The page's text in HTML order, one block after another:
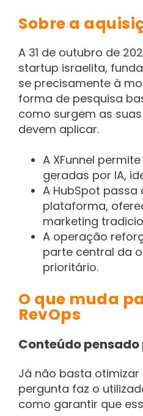
Sobre a
A 31 de outubro de
startup israelita,
se precisamente à
forma de pesquisa
como surgem as
devem aplicar.
A XFunnel
geradas por IA,
A HubSpot
plataforma,
marketing
A operação
parte central da
prioritário.
O que muda
RevOps
Conteúdo
Já não basta otimizar
pergunta faz o
como garantir que